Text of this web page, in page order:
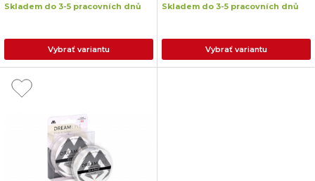
Skladem do 3-5 pracovních dnů
Vybrať variantu
Skladem do 3-5 pracovních dnů
Vybrať variantu